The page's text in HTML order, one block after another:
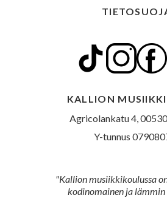
KALLION
Agricolankatu 4,
Y-tunnus
"Kallion musiikkikoulussa
kodinomainen ja